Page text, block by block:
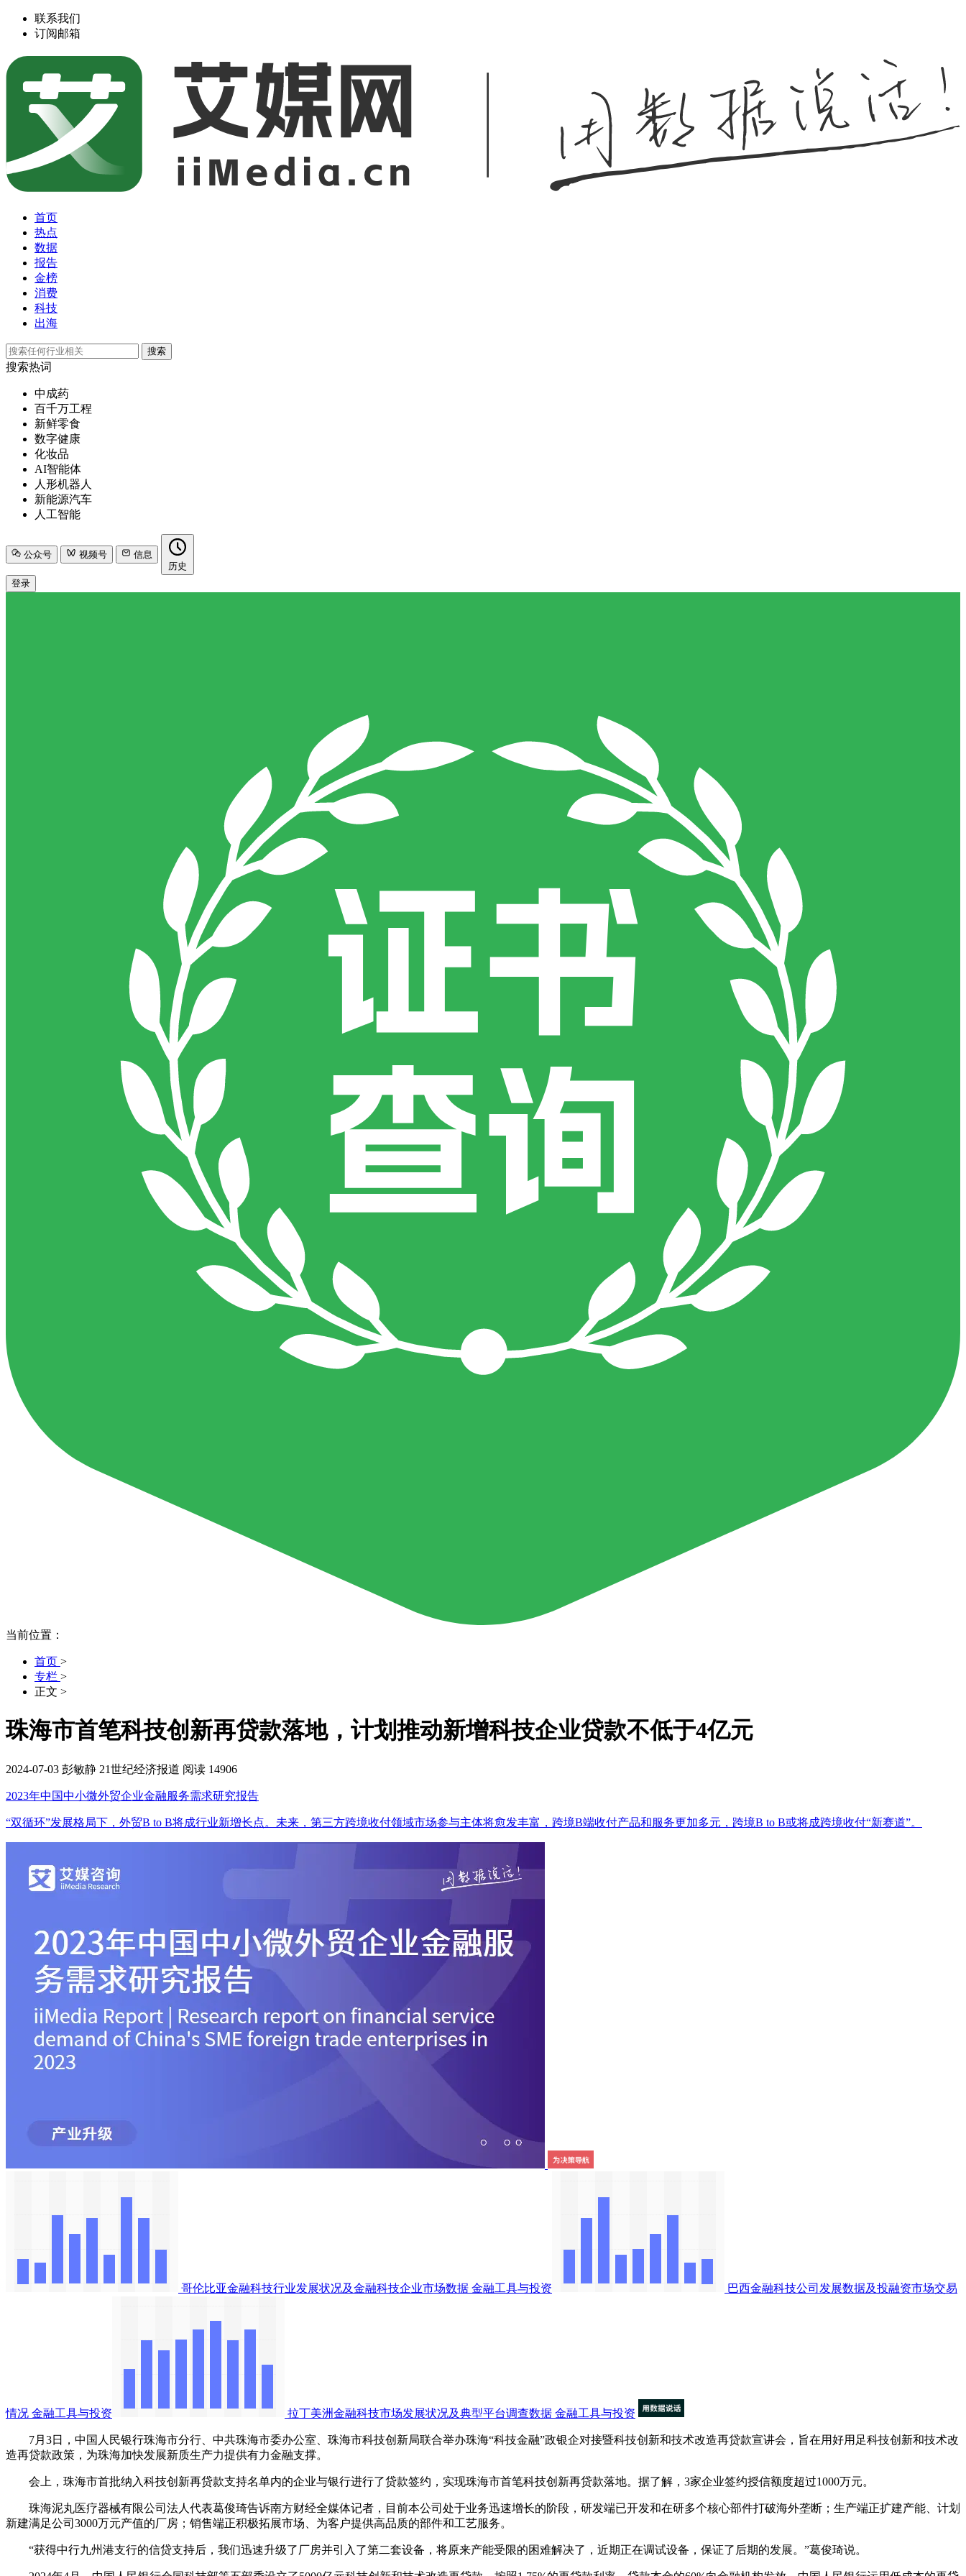
联系我们
订阅邮箱
首页
热点
数据
报告
金榜
消费
科技
出海
搜索
搜索热词
中成药
百千万工程
新鲜零食
数字健康
化妆品
AI智能体
人形机器人
新能源汽车
人工智能
公众号 视频号
信息
历史
登录
当前位置：
首页 >
专栏 >
正文 >
珠海市首笔科技创新再贷款落地，计划推动新增科技企业贷款不低于4亿元
2024-07-03 彭敏静 21世纪经济报道 阅读 14906
2023年中国中小微外贸企业金融服务需求研究报告
“双循环”发展格局下，外贸B to B将成行业新增长点。未来，第三方跨境收付领域市场参与主体将愈发丰富，跨境B端收付产品和服务更加多元，跨境B to B或将成跨境收付“新赛道”。
哥伦比亚金融科技行业发展状况及金融科技企业市场数据 金融工具与投资 巴西金融科技公司发展数据及投融资市场交易
情况 金融工具与投资 拉丁美洲金融科技市场发展状况及典型平台调查数据 金融工具与投资
7月3日，中国人民银行珠海市分行、中共珠海市委办公室、珠海市科技创新局联合举办珠海“科技金融”政银企对接暨科技创新和技术改造再贷款宣讲会，旨在用好用足科技创新和技术改
造再贷款政策，为珠海加快发展新质生产力提供有力金融支撑。
会上，珠海市首批纳入科技创新再贷款支持名单内的企业与银行进行了贷款签约，实现珠海市首笔科技创新再贷款落地。据了解，3家企业签约授信额度超过1000万元。
珠海泥丸医疗器械有限公司法人代表葛俊琦告诉南方财经全媒体记者，目前本公司处于业务迅速增长的阶段，研发端已开发和在研多个核心部件打破海外垄断；生产端正扩建产能、计划
新建满足公司3000万元产值的厂房；销售端正积极拓展市场、为客户提供高品质的部件和工艺服务。
“获得中行九州港支行的信贷支持后，我们迅速升级了厂房并引入了第二套设备，将原来产能受限的困难解决了，近期正在调试设备，保证了后期的发展。”葛俊琦说。